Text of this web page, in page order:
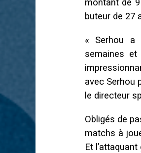
montant de
buteur de 27
« Serhou a
semaines
avec Serhou
le directeur
Obligés de
matchs à
Et